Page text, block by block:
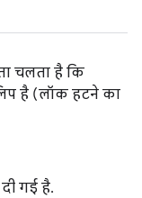
चलता है कि
है (लॉक हटने का
गई है.